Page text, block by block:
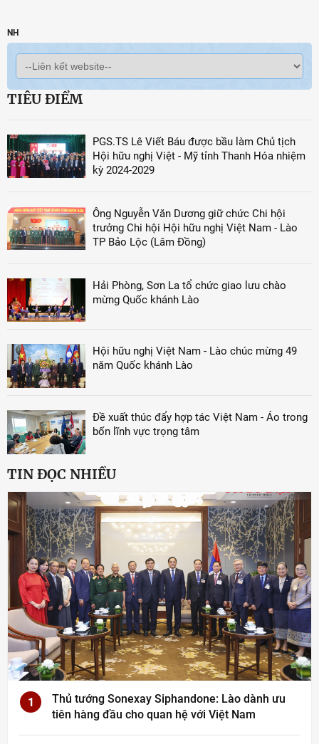
NH
TIÊU ĐIỂM
PGS.TS Lê Viết Báu được bầu làm Chủ tịch
Hội hữu nghị Việt - Mỹ tỉnh Thanh Hóa nhiệm
kỳ 2024-2029
Ông Nguyễn Văn Dương giữ chức Chi hội
trưởng Chi hội Hội hữu nghị Việt Nam - Lào
TP Bảo Lộc (Lâm Đồng)
Hải Phòng, Sơn La tổ chức giao lưu chào
mừng Quốc khánh Lào
Hội hữu nghị Việt Nam - Lào chúc mừng 49
năm Quốc khánh Lào
Đề xuất thúc đẩy hợp tác Việt Nam - Áo trong
bốn lĩnh vực trọng tâm
TIN ĐỌC NHIỀU
1
Thủ tướng Sonexay Siphandone: Lào dành ưu
tiên hàng đầu cho quan hệ với Việt Nam